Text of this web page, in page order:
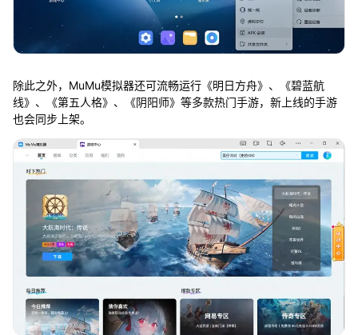
除此之外，MuMu模拟器还可流畅运行《明日方舟》、《碧蓝航
线》、《第五人格》、《阴阳师》等多款热门手游，新上线的手游
也会同步上架。